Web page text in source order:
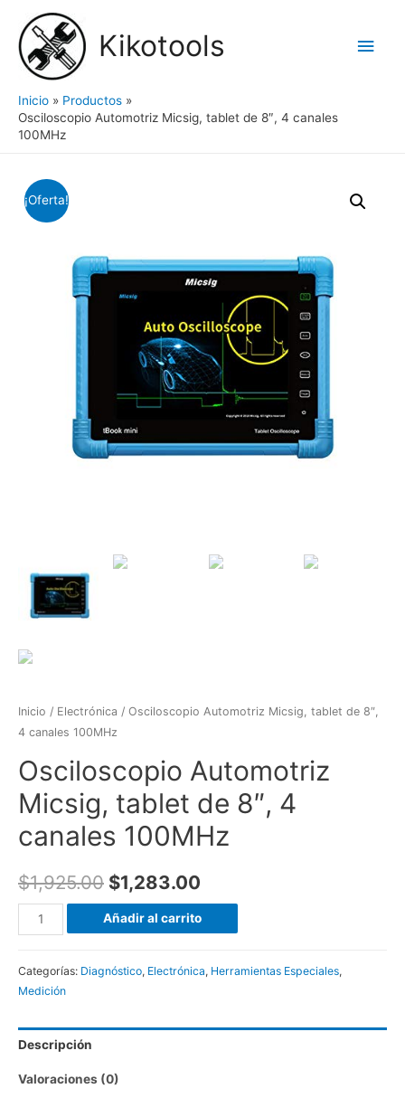
contenido
Kikotools
Inicio
Productos
Osciloscopio Automotriz Micsig, tablet de 8″, 4 canales
100MHz
¡Oferta!
Inicio / Electrónica / Osciloscopio Automotriz Micsig, tablet de 8″,
4 canales 100MHz
Osciloscopio Automotriz
Micsig, tablet de 8″, 4
canales 100MHz
$1,925.00 $1,283.00
Osciloscopio
Automotriz
tablet
8",
4
canales
Añadir al carrito
Categorías: Diagnóstico, Electrónica, Herramientas Especiales,
Medición
Descripción
Valoraciones (0)